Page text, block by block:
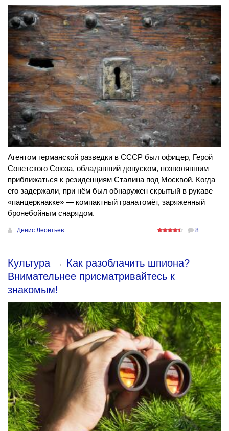
Агентом германской разведки в СССР был офицер, Герой
Советского Союза, обладавший допуском, позволявшим
приближаться к резиденциям Сталина под Москвой. Когда
его задержали, при нём был обнаружен скрытый в рукаве
«панцеркнакке» — компактный гранатомёт, заряженный
бронебойным снарядом.
Денис Леонтьев 8
Культура → Как разоблачить шпиона?
Внимательнее присматривайтесь к
знакомым!